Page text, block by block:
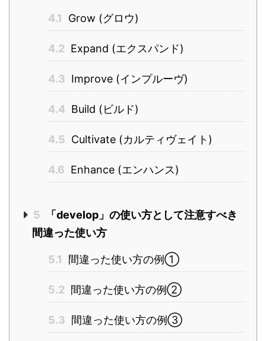
4.1 Grow (グロウ)
4.2 Expand (エクスパンド)
4.3 Improve (インプルーヴ)
4.4 Build (ビルド)
4.5 Cultivate (カルティヴェイト)
4.6 Enhance (エンハンス)
5
「develop」の使い方として注意すべき
間違った使い方
5.1 間違った使い方の例①
5.2 間違った使い方の例②
5.3 間違った使い方の例③